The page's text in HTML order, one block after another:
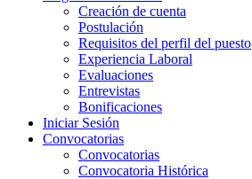
Creación de cuenta
Postulación
Requisitos del perfil del puesto
Experiencia Laboral
Evaluaciones
Entrevistas
Bonificaciones
Iniciar Sesión
Convocatorias
Convocatorias
Convocatoria Histórica